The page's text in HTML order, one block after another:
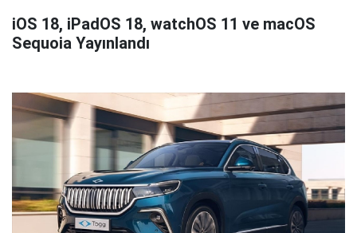
iOS 18, iPadOS 18, watchOS 11 ve macOS
Sequoia Yayınlandı